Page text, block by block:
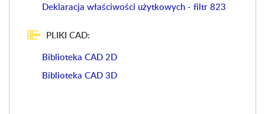
Deklaracja właściwości użytkowych - filtr 823
PLIKI CAD:
Biblioteka CAD 2D
Biblioteka CAD 3D